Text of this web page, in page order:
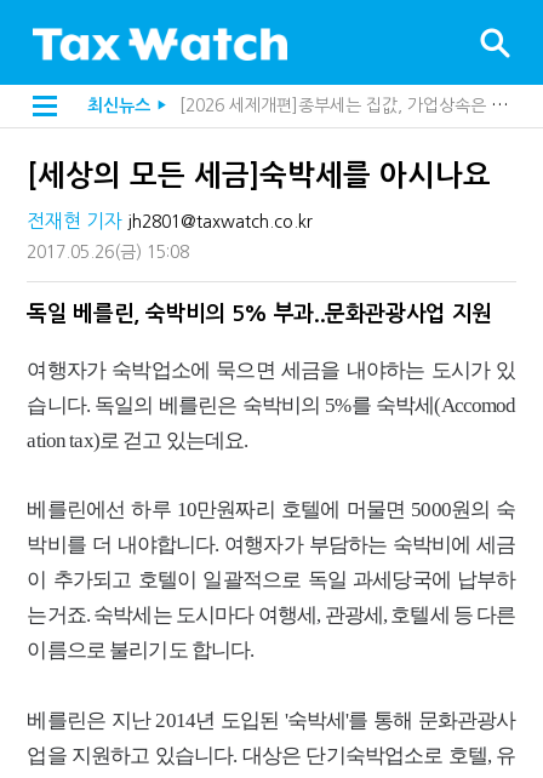
최신뉴스 ▶
[2026 세제개편]종부세는 집값, 가업상속은 기술…납세자가 꼭 볼 5가지
[2026 세제개편]10년 실거주도 불안…1주택자 세 부담 어떻게 달라질까
[인터뷰]"어떤 건물을 팔까요"…세무사에게 부동산 고민을 털어놓는 이유
"세무플랫폼 문제 해결될 것"…세무사회 진단, 왜
"오래 보유보다 오래 살아야"…1주택 세금 '실거주' 중심으로
"10년 넘게 7급은 문제"...인사로 답한 임광현 국세청장
[세상의 모든 세금]숙박세를 아시나요
전재현 기자 jh2801@taxwatch.co.kr
2017.05.26(금) 15:08
독일 베를린, 숙박비의 5% 부과..문화관광사업 지원
여행자가 숙박업소에 묵으면 세금을 내야하는 도시가 있
습니다. 독일의 베를린은 숙박비의 5%를 숙박세(Accomod
ation tax)로 걷고 있는데요.
베를린에선 하루 10만원짜리 호텔에 머물면 5000원의 숙
박비를 더 내야합니다. 여행자가 부담하는 숙박비에 세금
이 추가되고 호텔이 일괄적으로 독일 과세당국에 납부하
는거죠. 숙박세는 도시마다 여행세, 관광세, 호텔세 등 다른
이름으로 불리기도 합니다.
베를린은 지난 2014년 도입된 '숙박세'를 통해 문화관광사
업을 지원하고 있습니다. 대상은 단기숙박업소로 호텔, 유